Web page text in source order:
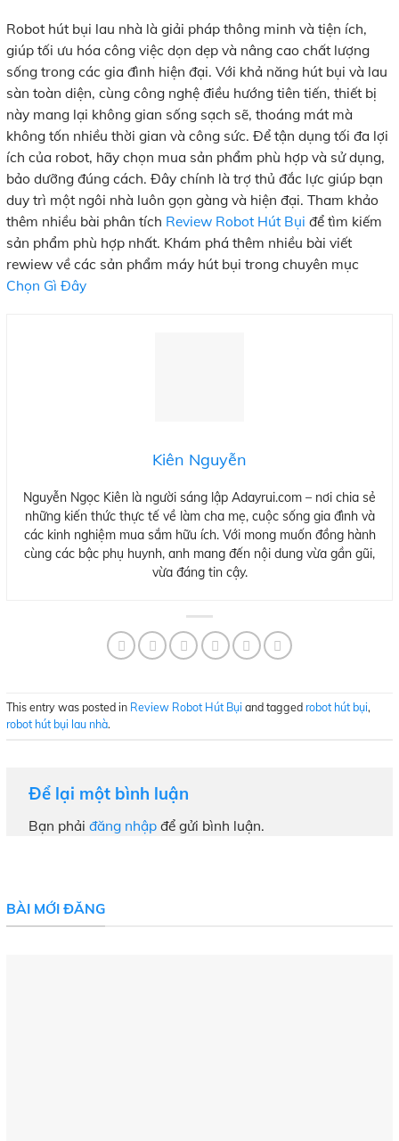
Robot hút bụi lau nhà là giải pháp thông minh và tiện ích,
giúp tối ưu hóa công việc dọn dẹp và nâng cao chất lượng
sống trong các gia đình hiện đại. Với khả năng hút bụi và lau
sàn toàn diện, cùng công nghệ điều hướng tiên tiến, thiết bị
này mang lại không gian sống sạch sẽ, thoáng mát mà
không tốn nhiều thời gian và công sức. Để tận dụng tối đa lợi
ích của robot, hãy chọn mua sản phẩm phù hợp và sử dụng,
bảo dưỡng đúng cách. Đây chính là trợ thủ đắc lực giúp bạn
duy trì một ngôi nhà luôn gọn gàng và hiện đại. Tham khảo
thêm nhiều bài phân tích Review Robot Hút Bụi để tìm kiếm
sản phẩm phù hợp nhất. Khám phá thêm nhiều bài viết
rewiew về các sản phẩm máy hút bụi trong chuyên mục
Chọn Gì Đây
Kiên Nguyễn
Nguyễn Ngọc Kiên là người sáng lập Adayrui.com – nơi chia sẻ
những kiến thức thực tế về làm cha mẹ, cuộc sống gia đình và
các kinh nghiệm mua sắm hữu ích. Với mong muốn đồng hành
cùng các bậc phụ huynh, anh mang đến nội dung vừa gần gũi,
vừa đáng tin cậy.
This entry was posted in Review Robot Hút Bụi and tagged robot hút bụi,
robot hút bụi lau nhà.
Để lại một bình luận
Bạn phải đăng nhập để gửi bình luận.
BÀI MỚI ĐĂNG